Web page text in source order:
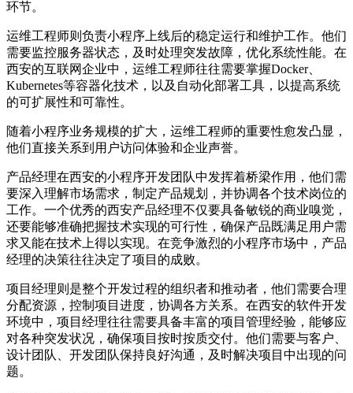
环节。
运维工程师则负责小程序上线后的稳定运行和维护工作。他们
需要监控服务器状态，及时处理突发故障，优化系统性能。在
西安的互联网企业中，运维工程师往往需要掌握Docker、
Kubernetes等容器化技术，以及自动化部署工具，以提高系统
的可扩展性和可靠性。
随着小程序业务规模的扩大，运维工程师的重要性愈发凸显，
他们直接关系到用户访问体验和企业声誉。
产品经理在西安的小程序开发团队中发挥着桥梁作用，他们需
要深入理解市场需求，制定产品规划，并协调各个技术岗位的
工作。一个优秀的西安产品经理不仅要具备敏锐的商业嗅觉，
还要能够准确把握技术实现的可行性，确保产品既满足用户需
求又能在技术上得以实现。在竞争激烈的小程序市场中，产品
经理的决策往往决定了项目的成败。
项目经理则是整个开发过程的组织者和推动者，他们需要合理
分配资源，控制项目进度，协调各方关系。在西安的软件开发
环境中，项目经理往往需要具备丰富的项目管理经验，能够应
对各种突发状况，确保项目按时按质交付。他们需要与客户、
设计团队、开发团队保持良好沟通，及时解决项目中出现的问
题。